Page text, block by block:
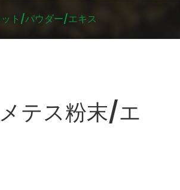
ト/パウダー/エキス
テス粉末/エ